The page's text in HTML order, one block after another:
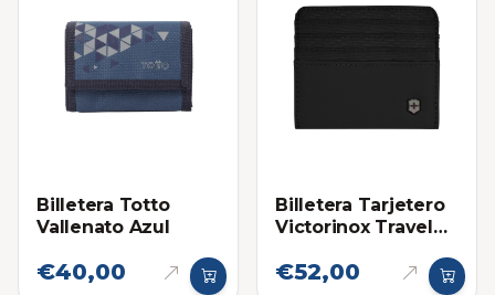
Billetera Totto
Vallenato Azul
€40,00
Billetera Tarjetero
Victorinox Travel
€52,00